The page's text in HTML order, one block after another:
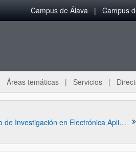
Campus de Álava Campus
Áreas temáticas Servicios
Grupo de Investigación en Electrónica Aplicada (APERT)